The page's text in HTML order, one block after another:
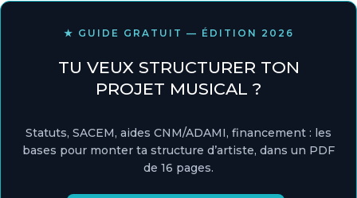
★ GUIDE GRATUIT — ÉDITION 2026
TU VEUX STRUCTURER TON
PROJET MUSICAL ?
Statuts, SACEM, aides CNM/ADAMI, financement : les
bases pour monter ta structure d’artiste, dans un PDF
de 16 pages.